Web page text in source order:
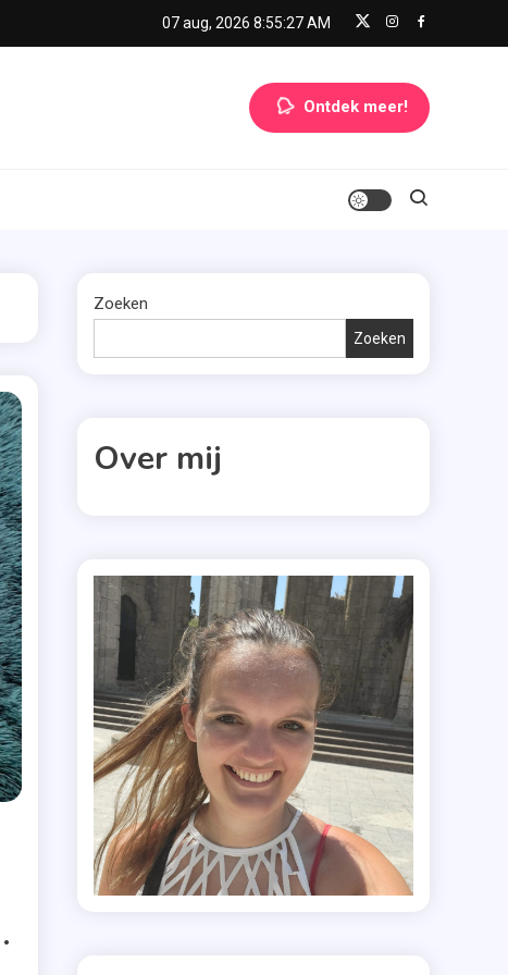
07 aug, 2026 8:55:28 AM
Ontdek meer!
Zoeken
Zoeken
Over mij